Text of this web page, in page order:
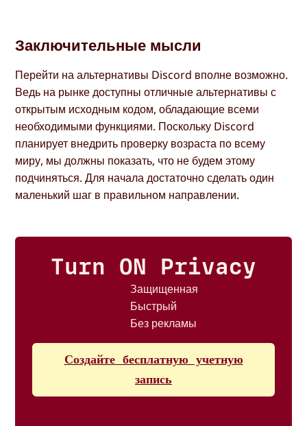
Заключительные мысли
Перейти на альтернативы Discord вполне возможно.
Ведь на рынке доступны отличные альтернативы с
открытым исходным кодом, обладающие всеми
необходимыми функциями. Поскольку Discord
планирует внедрить проверку возраста по всему
миру, мы должны показать, что не будем этому
подчиняться. Для начала достаточно сделать один
маленький шаг в правильном направлении.
Turn ON Privacy
Защищенная
Быстрый
Без рекламы
Создайте бесплатную учетную
запись